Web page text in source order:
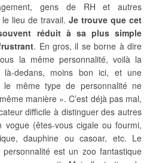
gens de RH et autres
lieu de travail. Je trouve que cet
réduit à sa plus simple
. En gros, il se borne à dire
la même personnalité, voilà la
dedans, moins bon ici, et une
le même type de personnalité ne
manière ». C’est déjà pas mal,
difficile à distinguer des autres
(êtes-vous cigale ou fourmi,
dauphine ou casoar, etc. Le
est un zoo fantastique